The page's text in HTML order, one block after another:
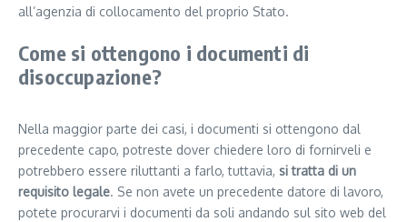
all’agenzia di collocamento del proprio Stato.
Come si ottengono i documenti di
disoccupazione?
Nella maggior parte dei casi, i documenti si ottengono dal
precedente capo, potreste dover chiedere loro di fornirveli e
potrebbero essere riluttanti a farlo, tuttavia, si tratta di un
requisito legale. Se non avete un precedente datore di lavoro,
potete procurarvi i documenti da soli andando sul sito web del